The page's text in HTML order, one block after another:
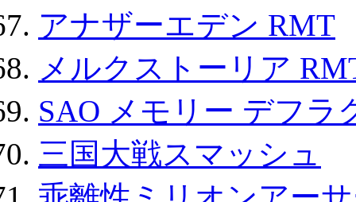
アナザーエデン RMT
メルクストーリア
SAO メモリー デフラ
三国大戦スマッシュ